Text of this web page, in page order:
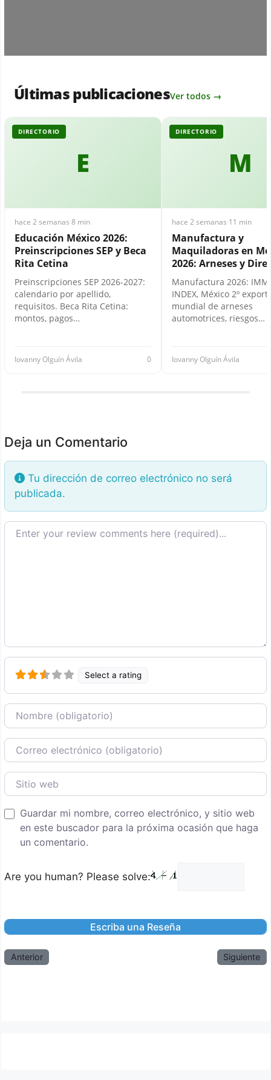
Últimas publicacionesVer todos →
E
DIRECTORIO
hace 2 semanas·8 min
Educación México 2026:
Preinscripciones SEP y Beca
Rita Cetina
Preinscripciones SEP 2026-2027:
calendario por apellido,
requisitos. Beca Rita Cetina:
montos, pagos…
Iovanny Olguín Ávila 0
M
DIRECTORIO
hace 2 semanas·11 min
Manufactura y
Maquiladoras en
2026: Arneses y
Manufactura 2026:
INDEX, México 2º
mundial de arneses
automotrices, riesgos…
Iovanny Olguín Ávila
Deja un Comentario
Tu dirección de correo electrónico no será
publicada.
Texto de la reseña
Select a rating
Nombre
Correo Electronico
Sitio web
Guardar mi nombre, correo electrónico, y sitio web
en este buscador para la próxima ocasión que haga
un comentario.
Are you human? Please solve:
Anterior Siguiente